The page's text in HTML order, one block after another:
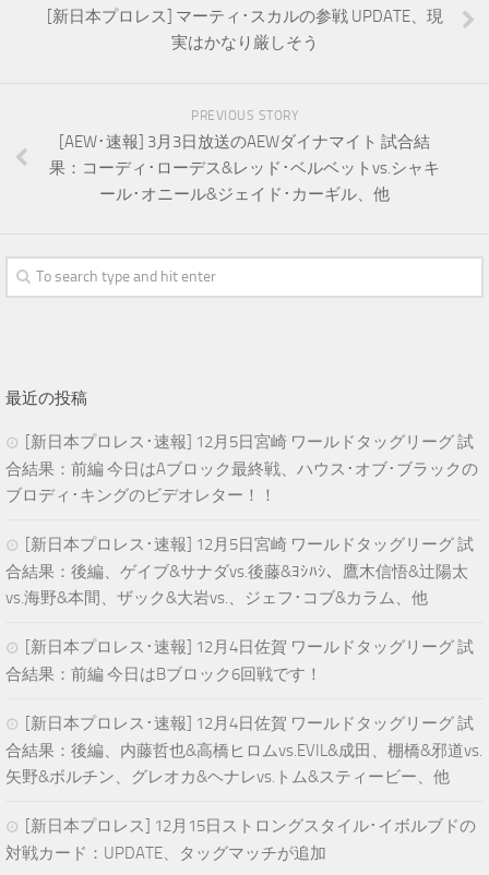
[新日本プロレス] マーティ･スカルの参戦 UPDATE、現
実はかなり厳しそう
PREVIOUS STORY
[AEW･速報] 3月3日放送のAEWダイナマイト 試合結
果：コーディ･ローデス&レッド･ベルベットvs.シャキ
ール･オニール&ジェイド･カーギル、他
最近の投稿
[新日本プロレス･速報] 12月5日宮崎 ワールドタッグリーグ 試
合結果：前編 今日はAブロック最終戦、ハウス･オブ･ブラックの
ブロディ･キングのビデオレター！！
[新日本プロレス･速報] 12月5日宮崎 ワールドタッグリーグ 試
合結果：後編、ゲイブ&サナダvs.後藤&ﾖｼﾊｼ、鷹木信悟&辻陽太
vs.海野&本間、ザック&大岩vs.、ジェフ･コブ&カラム、他
[新日本プロレス･速報] 12月4日佐賀 ワールドタッグリーグ 試
合結果：前編 今日はBブロック6回戦です！
[新日本プロレス･速報] 12月4日佐賀 ワールドタッグリーグ 試
合結果：後編、内藤哲也&高橋ヒロムvs.EVIL&成田、棚橋&邪道vs.
矢野&ボルチン、グレオカ&ヘナレvs.トム&スティービー、他
[新日本プロレス] 12月15日ストロングスタイル･イボルブドの
対戦カード：UPDATE、タッグマッチが追加